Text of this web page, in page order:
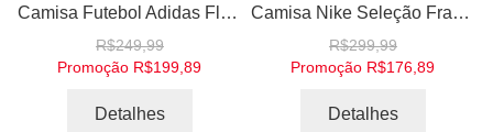
Camisa Futebol Adidas Flamengo I 2021
R$249,99
Promoção R$199,89
Detalhes
Camisa Nike Seleção França Francesa 2020 2021 I e II Home Away Casa Visitante
R$299,99
Promoção R$176,89
Detalhes